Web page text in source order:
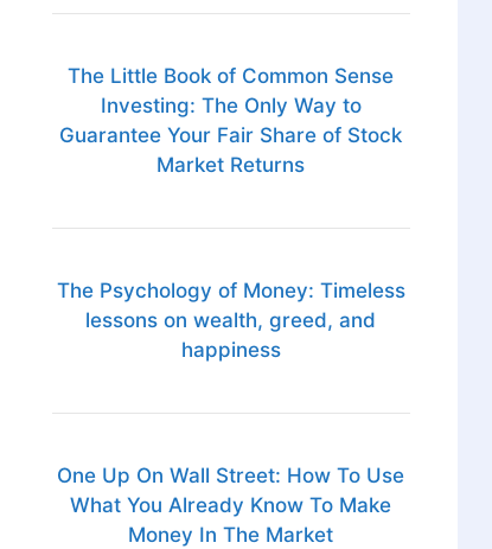
The Little Book of Common Sense
Investing: The Only Way to
Guarantee Your Fair Share of Stock
Market Returns
The Psychology of Money: Timeless
lessons on wealth, greed, and
happiness
One Up On Wall Street: How To Use
What You Already Know To Make
Money In The Market